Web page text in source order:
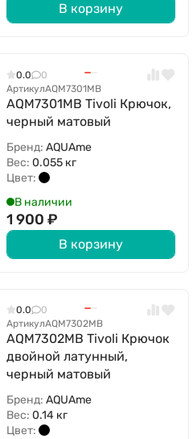
В корзину
0.0
0
АртикулAQM7301MB
AQM7301MB Tivoli Крючок,
черный матовый
Бренд: AQUAme
Вес: 0.055 кг
Цвет:
В наличии
1 900 ₽
В корзину
0.0
0
АртикулAQM7302MB
AQM7302MB Tivoli Крючок
двойной латунный,
черный матовый
Бренд: AQUAme
Вес: 0.14 кг
Цвет: